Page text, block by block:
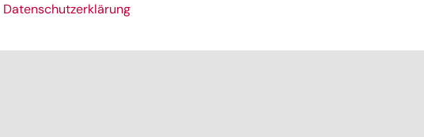
Datenschutzerklärung